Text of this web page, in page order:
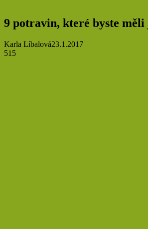
9 potravin, které byste měli
Karla Líbalová23.1.2017
515